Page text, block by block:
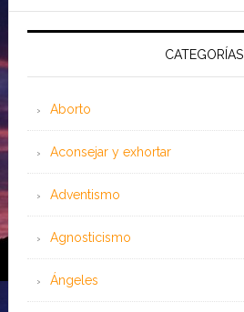
CATEGORÍAS
Aborto
Aconsejar y exhortar
Adventismo
Agnosticismo
Ángeles